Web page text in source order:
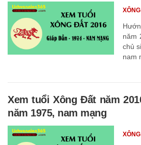
năm
chủ
nam
Xem tuổi Xông Đất năm
năm 1975, nam mạng